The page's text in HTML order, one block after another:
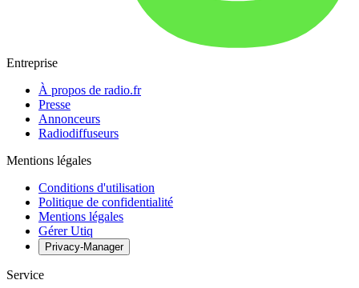
Entreprise
À propos de radio.fr
Presse
Annonceurs
Radiodiffuseurs
Mentions légales
Conditions d'utilisation
Politique de confidentialité
Mentions légales
Gérer Utiq
Privacy-Manager
Service